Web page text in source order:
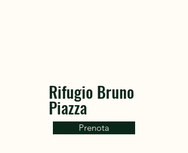
Rifugio Bruno
Piazza
Prenota